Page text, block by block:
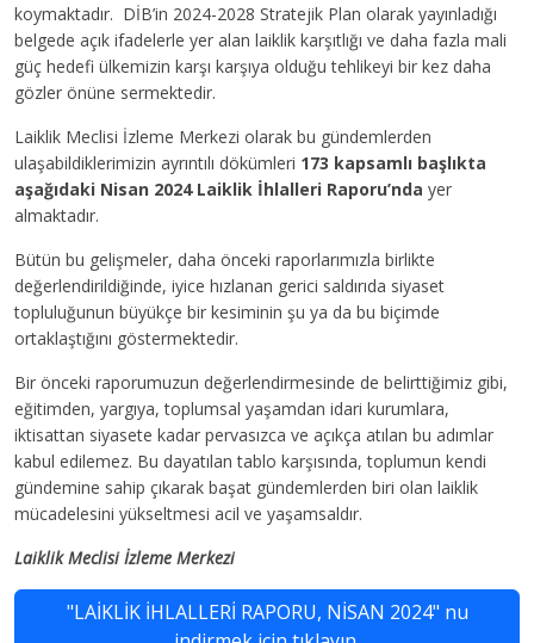
koymaktadır. DİB’in 2024-2028 Stratejik Plan olarak yayınladığı
belgede açık ifadelerle yer alan laiklik karşıtlığı ve daha fazla mali
güç hedefi ülkemizin karşı karşıya olduğu tehlikeyi bir kez daha
gözler önüne sermektedir.
Laiklik Meclisi İzleme Merkezi olarak bu gündemlerden
ulaşabildiklerimizin ayrıntılı dökümleri 173 kapsamlı başlıkta
aşağıdaki Nisan 2024 Laiklik İhlalleri Raporu’nda yer
almaktadır.
Bütün bu gelişmeler, daha önceki raporlarımızla birlikte
değerlendirildiğinde, iyice hızlanan gerici saldırıda siyaset
topluluğunun büyükçe bir kesiminin şu ya da bu biçimde
ortaklaştığını göstermektedir.
Bir önceki raporumuzun değerlendirmesinde de belirttiğimiz gibi,
eğitimden, yargıya, toplumsal yaşamdan idari kurumlara,
iktisattan siyasete kadar pervasızca ve açıkça atılan bu adımlar
kabul edilemez. Bu dayatılan tablo karşısında, toplumun kendi
gündemine sahip çıkarak başat gündemlerden biri olan laiklik
mücadelesini yükseltmesi acil ve yaşamsaldır.
Laiklik Meclisi İzleme Merkezi
"LAİKLİK İHLALLERİ RAPORU, NİSAN 2024" nu